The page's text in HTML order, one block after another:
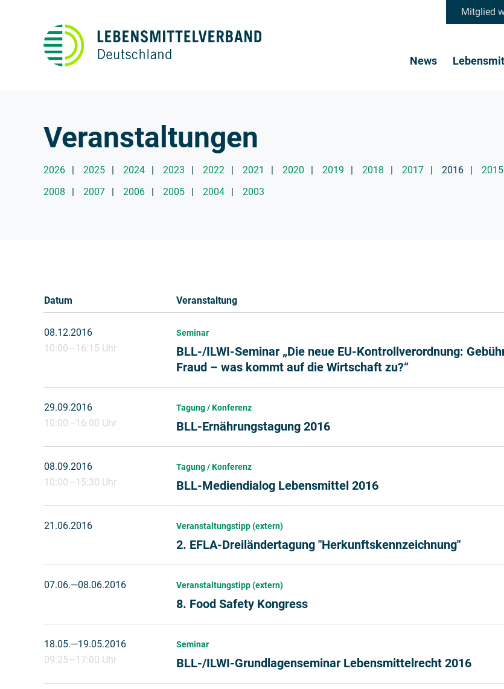
Mitglied
News
Veranstaltungen
Jahre
2026 2025 2024 2023 2022 2021 2020 2019 2018 2017 2016 2015
2008
2007 2006 2005 2004 2003
Datum Veranstaltung
08.12.2016
10:00—16:15 Uhr
Seminar
BLL-/ILWI-Seminar „Die neue EU-Kontrollverordnung:
Fraud – was kommt auf die Wirtschaft zu?“
29.09.2016
10:00—16:00 Uhr
Tagung / Konferenz
BLL-Ernährungstagung 2016
08.09.2016
10:00—15:30 Uhr
Tagung / Konferenz
BLL-Mediendialog Lebensmittel 2016
21.06.2016 Veranstaltungstipp (extern)
2. EFLA-Dreiländertagung "Herkunftskennzeichnung"
07.06.2016
—08.06.2016 Veranstaltungstipp (extern)
8. Food Safety Kongress
18.05.2016
—19.05.2016
09:25—17:00 Uhr
Seminar
BLL-/ILWI-Grundlagenseminar Lebensmittelrecht 2016